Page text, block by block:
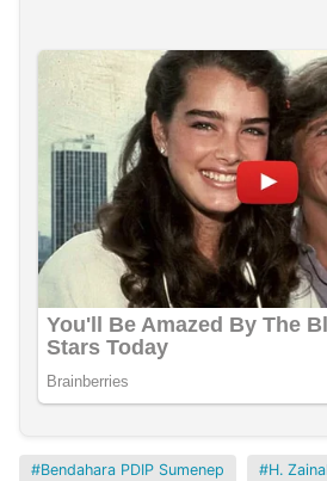
Bendahara PDIP Sumenep H.